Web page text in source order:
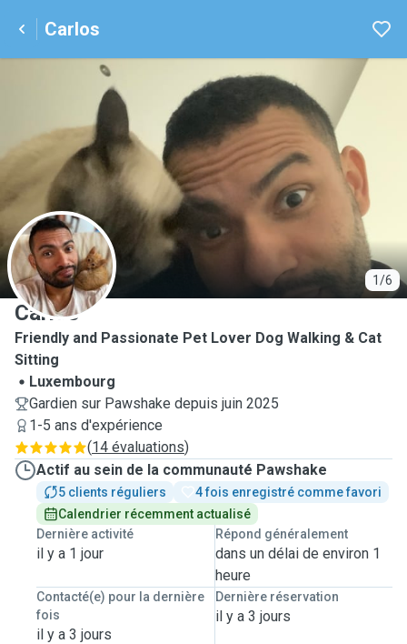
Carlos
1/6
C
Carlos
Friendly and Passionate Pet Lover Dog Walking & Cat
Sitting
Luxembourg
Gardien sur Pawshake depuis juin 2025
1-5 ans d'expérience
(14 évaluations)
Actif au sein de la communauté Pawshake
5 clients réguliers
4 fois enregistré comme favori
Calendrier récemment actualisé
Dernière activité
il y a 1 jour
Répond généralement
dans un délai de environ 1
heure
Contacté(e) pour la dernière
fois
il y a 3 jours
Dernière réservation
il y a 3 jours